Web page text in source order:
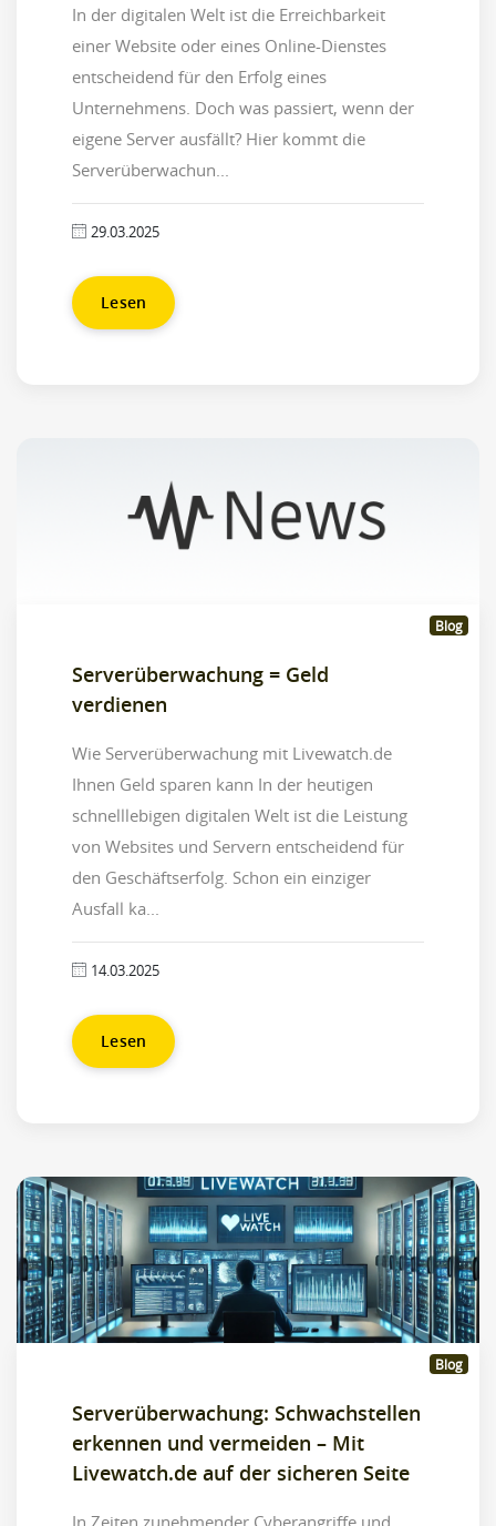
In der digitalen Welt ist die Erreichbarkeit
einer Website oder eines Online-Dienstes
entscheidend für den Erfolg eines
Unternehmens. Doch was passiert, wenn der
eigene Server ausfällt? Hier kommt die
Serverüberwachun...
29.03.2025
Lesen
Blog
Serverüberwachung = Geld
verdienen
Wie Serverüberwachung mit Livewatch.de
Ihnen Geld sparen kann In der heutigen
schnelllebigen digitalen Welt ist die Leistung
von Websites und Servern entscheidend für
den Geschäftserfolg. Schon ein einziger
Ausfall ka...
14.03.2025
Lesen
Blog
Serverüberwachung: Schwachstellen
erkennen und vermeiden – Mit
Livewatch.de auf der sicheren Seite
In Zeiten zunehmender Cyberangriffe und